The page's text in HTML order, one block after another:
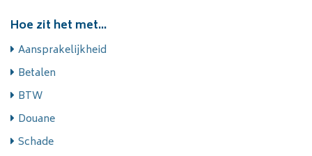
Hoe zit het met...
Aansprakelijkheid
Betalen
BTW
Douane
Schade